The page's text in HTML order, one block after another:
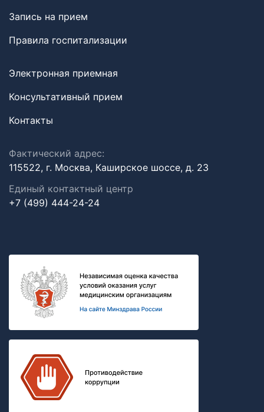
Запись на прием
Правила госпитализации
Электронная приемная
Консультативный прием
Контакты
Фактический адрес:
115522, г. Москва, Каширское шоссе, д. 23
Единый контактный центр
+7 (499) 444-24-24